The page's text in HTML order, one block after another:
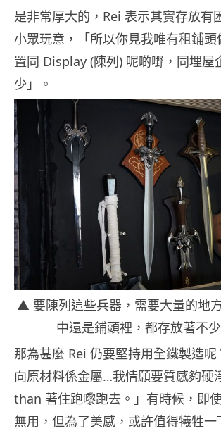
是非常厚大的，Rei 表示其實存放有
小眾玩意，「所以你見我唯有租鋪頭
置同 Display (陳列) 呢啲嘢，同埋屋
少」。
▲ 要陳列這些兵器，需要大量的地
中還是鋪頭裡，都存放著不
那為甚麼 Rei 仍要堅持用全鐵製造
向原材料係金屬…我情願要質感夠硬
than 著住跑嚟跑去。」有時候，即
無用，但為了美感，或許值得犧牲一